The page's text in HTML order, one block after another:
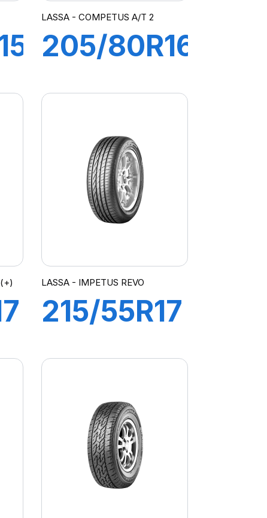
LASSA - COMPETUS A/T 2
205/80R16
A/T 2
LASSA - IMPETUS REVO
215/55R17
REVO